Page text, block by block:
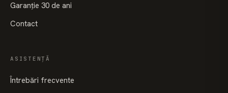
Garanție 30 de ani
Contact
ASISTENȚĂ
Întrebări frecvente